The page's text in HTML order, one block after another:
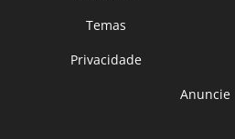
Temas
Privacidade
Anuncie